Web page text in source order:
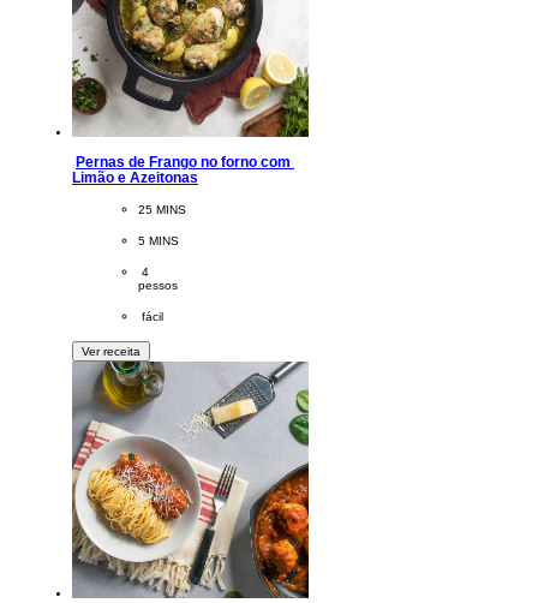
Pernas de Frango no forno com
Limão e Azeitonas
CookingTime
25 MINS
PreparationTime
5 MINS
Servings
4
pessos
Difficulty
fácil
Ver receita